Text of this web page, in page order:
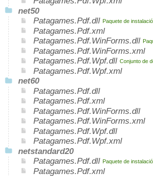
net50
Patagames.Pdf.dll Paquete de
Patagames.Pdf.xml
Patagames.Pdf.WinForms.dll
Patagames.Pdf.WinForms.xml
Patagames.Pdf.Wpf.dll Conjunto de
Patagames.Pdf.Wpf.xml
net60
Patagames.Pdf.dll
Patagames.Pdf.xml
Patagames.Pdf.WinForms.dll
Patagames.Pdf.WinForms.xml
Patagames.Pdf.Wpf.dll
Patagames.Pdf.Wpf.xml
netstandard20
Patagames.Pdf.dll Paquete de
Patagames.Pdf.xml